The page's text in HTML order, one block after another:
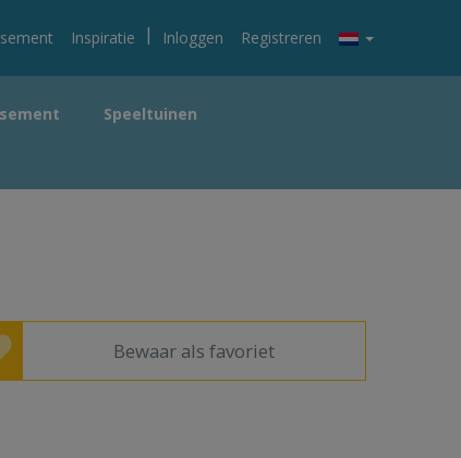
Inspiratie | Inloggen Registreren
Speeltuinen
Bewaar als favoriet